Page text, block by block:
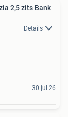
2,5 zits Bank
Details
30 jul 26